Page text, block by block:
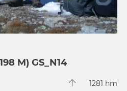
M) GS_N14
1281 hm